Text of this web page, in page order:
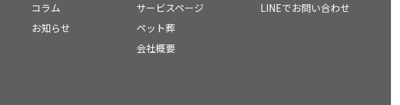
コラム
お知らせ
サービスページ
ペット葬
会社概要
LINEでお問い合わせ